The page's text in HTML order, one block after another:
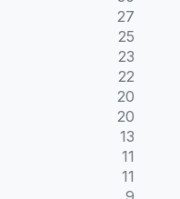
27
25
23
22
20
20
13
11
11